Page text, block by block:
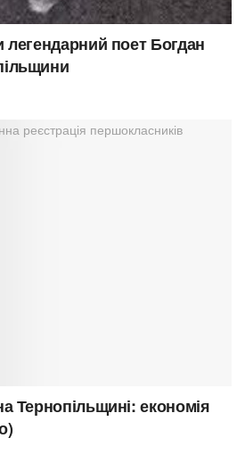
легендарний поет Богдан
Тернопільщині: економія